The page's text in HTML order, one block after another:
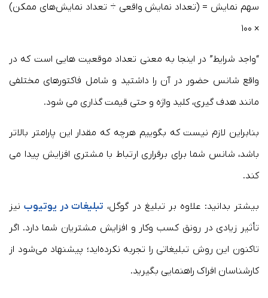
سهم نمایش = (تعداد نمایش واقعی ÷ تعداد نمایش‌های ممکن)
× ۱۰۰
“واجد شرایط” در اینجا به معنی تعداد موقعیت هایی است که در
واقع شانس حضور در آن را داشتید و شامل فاکتورهای مختلفی
مانند هدف گیری، کلید واژه و حتی قیمت گذاری می شود.
بنابراین لازم نیست که بگوییم هرچه که مقدار این پارامتر بالاتر
باشد، شانس شما برای برقراری ارتباط با مشتری افزایش پیدا می
کند.
بیشتر بدانید: علاوه بر تبلیغ در گوگل، تبلیغات در یوتیوبنیز
تأثیر زیادی در رونق کسب وکار و افزایش مشتریان شما دارد. اگر
تاکنون این روش تبلیغاتی را تجربه نکرده‌اید؛ پیشنهاد می‌شود از
کارشناسان افراک راهنمایی بگیرید.